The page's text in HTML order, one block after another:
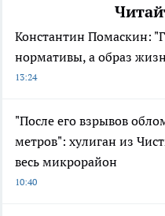
Константин Помаскин:
нормативы, а образ
13:24
"После его взрывов
метров": хулиган из
весь микрорайон
10:40